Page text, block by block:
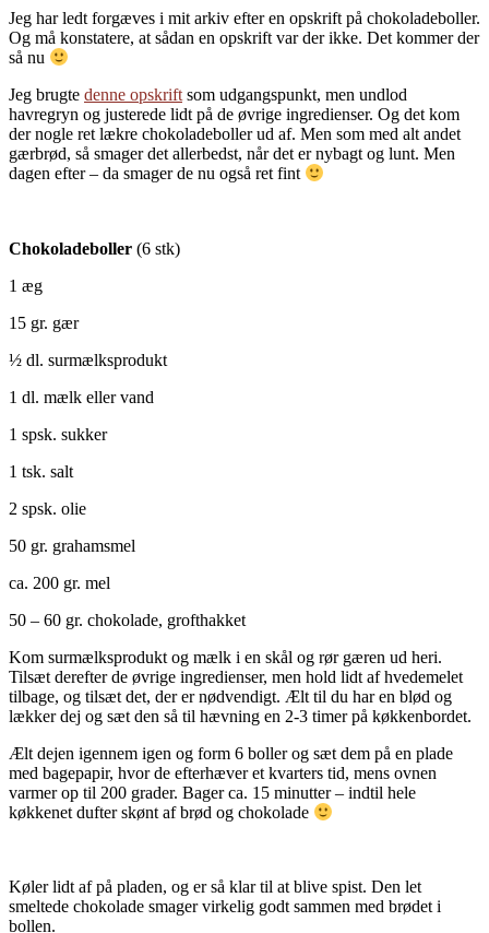
Jeg har ledt forgæves i mit arkiv efter en opskrift på chokoladeboller.
Og må konstatere, at sådan en opskrift var der ikke. Det kommer der
så nu
Jeg brugte denne opskrift som udgangspunkt, men undlod
havregryn og justerede lidt på de øvrige ingredienser. Og det kom
der nogle ret lækre chokoladeboller ud af. Men som med alt andet
gærbrød, så smager det allerbedst, når det er nybagt og lunt. Men
dagen efter – da smager de nu også ret fint
Chokoladeboller (6 stk)
1 æg
15 gr. gær
½ dl. surmælksprodukt
1 dl. mælk eller vand
1 spsk. sukker
1 tsk. salt
2 spsk. olie
50 gr. grahamsmel
ca. 200 gr. mel
50 – 60 gr. chokolade, grofthakket
Kom surmælksprodukt og mælk i en skål og rør gæren ud heri.
Tilsæt derefter de øvrige ingredienser, men hold lidt af hvedemelet
tilbage, og tilsæt det, der er nødvendigt. Ælt til du har en blød og
lækker dej og sæt den så til hævning en 2-3 timer på køkkenbordet.
Ælt dejen igennem igen og form 6 boller og sæt dem på en plade
med bagepapir, hvor de efterhæver et kvarters tid, mens ovnen
varmer op til 200 grader. Bager ca. 15 minutter – indtil hele
køkkenet dufter skønt af brød og chokolade
Køler lidt af på pladen, og er så klar til at blive spist. Den let
smeltede chokolade smager virkelig godt sammen med brødet i
bollen.